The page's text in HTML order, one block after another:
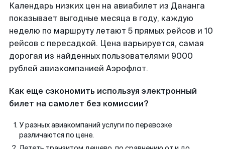
Календарь низких цен на авиабилет из Дананга
показывает выгодные месяца в году, каждую
неделю по маршруту летают 5 прямых рейсов и 10
рейсов с пересадкой. Цена варьируется, самая
дорогая из найденных пользователями 9000
рублей авиакомпанией Аэрофлот.
Как еще сэкономить используя электронный
билет на самолет без комиссии?
У разных авиакомпаний услуги по перевозке
различаются по цене.